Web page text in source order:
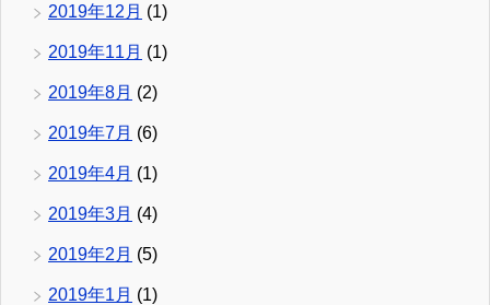
2019年12月 (1)
2019年11月 (1)
2019年8月 (2)
2019年7月 (6)
2019年4月 (1)
2019年3月 (4)
2019年2月 (5)
2019年1月 (1)